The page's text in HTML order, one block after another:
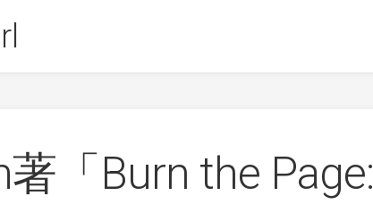
「Burn the Page: